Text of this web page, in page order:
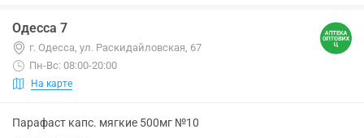
Одесса 7
г. Одесса, ул. Раскидайловская, 67
Пн-Вс: 08:00-20:00
На карте
Парафаст капс. мягкие 500мг №10